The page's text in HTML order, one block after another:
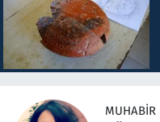
MUHABIR